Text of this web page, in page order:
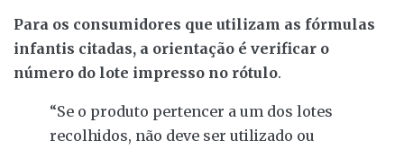
Para os consumidores que utilizam as fórmulas
infantis citadas, a orientação é verificar o
número do lote impresso no rótulo.
“Se o produto pertencer a um dos lotes
recolhidos, não deve ser utilizado ou